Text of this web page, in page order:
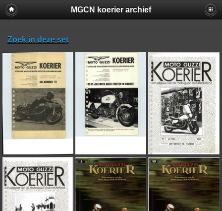
MGCN koerier archief
Zoek in deze set